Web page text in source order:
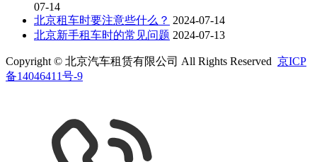
07-14
北京租车时要注意些什么？ 2024-07-14
北京新手租车时的常见问题 2024-07-13
Copyright © 北京汽车租赁有限公司 All Rights Reserved 京ICP
备14046411号-9